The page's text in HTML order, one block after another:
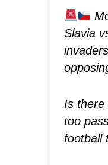
Slavia
Is there
too
football